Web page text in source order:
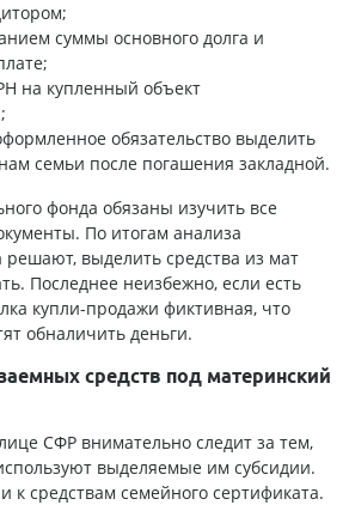
суммы основного долга и
на купленный объект
обязательство выделить
семьи после погашения закладной.
фонда обязаны изучить все
По итогам анализа
решают, выделить средства из мат
Последнее неизбежно, если есть
купли-продажи фиктивная, что
обналичить деньги.
средств под материнский
СФР внимательно следит за тем,
выделяемые им субсидии.
к средствам семейного сертификата.